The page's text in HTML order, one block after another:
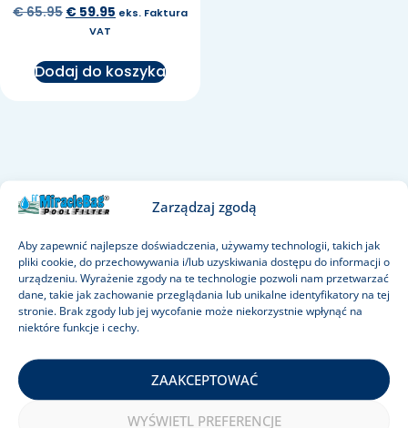
Zarządzaj zgodą
Aby zapewnić najlepsze doświadczenia, używamy technologii, takich jak
pliki cookie, do przechowywania i/lub uzyskiwania dostępu do informacji o
urządzeniu. Wyrażenie zgody na te technologie pozwoli nam przetwarzać
dane, takie jak zachowanie przeglądania lub unikalne identyfikatory na tej
stronie. Brak zgody lub jej wycofanie może niekorzystnie wpłynąć na
niektóre funkcje i cechy.
ZAAKCEPTOWAĆ
WYŚWIETL PREFERENCJE
€65.95 € 59.95 eks. Faktura
VAT
Dodaj do koszyka
MiracleBag to rewolucyjne rozwiązanie w zakresie